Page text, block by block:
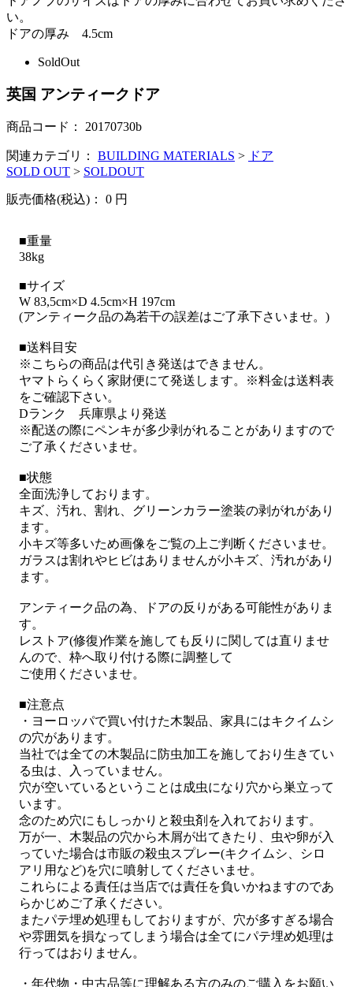
い。
ドアの厚み 4.5cm
SoldOut
英国 アンティークドア
商品コード： 20170730b
関連カテゴリ： BUILDING MATERIALS > ドア
SOLD OUT > SOLDOUT
販売価格(税込)： 0 円
■重量
38kg
■サイズ
W 83,5cm×D 4.5cm×H 197cm
(アンティーク品の為若干の誤差はご了承下さいませ。)
■送料目安
※こちらの商品は代引き発送はできません。
ヤマトらくらく家財便にて発送します。※料金は送料表
をご確認下さい。
Dランク 兵庫県より発送
※配送の際にペンキが多少剥がれることがありますので
ご了承くださいませ。
■状態
全面洗浄しております。
キズ、汚れ、割れ、グリーンカラー塗装の剥がれがあり
ます。
小キズ等多いため画像をご覧の上ご判断くださいませ。
ガラスは割れやヒビはありませんが小キズ、汚れがあり
ます。
アンティーク品の為、ドアの反りがある可能性がありま
す。
レストア(修復)作業を施しても反りに関しては直りませ
んので、枠へ取り付ける際に調整して
ご使用くださいませ。
■注意点
・ヨーロッパで買い付けた木製品、家具にはキクイムシ
の穴があります。
当社では全ての木製品に防虫加工を施しており生きてい
る虫は、入っていません。
穴が空いているということは成虫になり穴から巣立って
います。
念のため穴にもしっかりと殺虫剤を入れております。
万が一、木製品の穴から木屑が出てきたり、虫や卵が入
っていた場合は市販の殺虫スプレー(キクイムシ、シロ
アリ用など)を穴に噴射してくださいませ。
これらによる責任は当店では責任を負いかねますのであ
らかじめご了承ください。
またパテ埋め処理もしておりますが、穴が多すぎる場合
や雰囲気を損なってしまう場合は全てにパテ埋め処理は
行ってはおりません。
・年代物・中古品等に理解ある方のみのご購入をお願い